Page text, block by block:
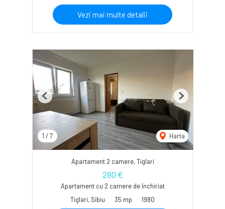
Vezi mai multe detalii
1 / 7 Harta
Previous Next
Apartament 2 camere, Tiglari
280 €
Apartament cu 2 camere de închiriat
Tiglari, Sibiu
35 mp 1980